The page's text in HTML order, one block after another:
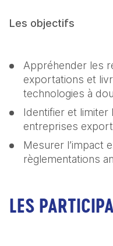
Les objectifs
Appréhender les
exportations et
technologies à
Identifier et limiter
entreprises
Mesurer l’impact
règlementations
LES